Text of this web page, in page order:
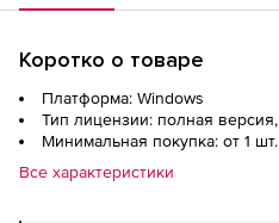
Коротко о товаре
Платформа: Windows
Тип лицензии: полная
Минимальная покупка: от 1 шт.
Все характеристики